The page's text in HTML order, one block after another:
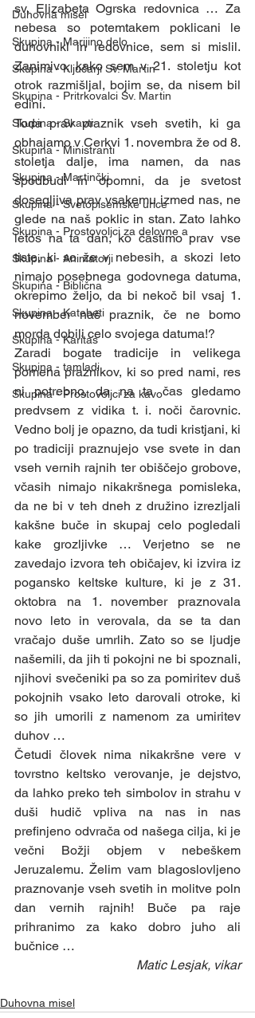
Duhovna misel
Skupina - Marijino delo
Skupina - Ključarji Sv. Martin
Skupina - Pritrkovalci Sv. Martin
Skupina - Skavti
Skupina - Ministranti
Skupina - Martinčki
Skupina - Svetopisemske urice
Skupina - Prostovoljci za delovne a
Skupina - Animatorji
Skupina - Biblična
Skupina - Kateheti
Skupina - Karitas
Skupina - tamladi
Skupina - Prostovoljci za kavo
sv. Elizabeta Ogrska redovnica … Za
nebesa so potemtakem poklicani le
duhovniki in redovnice, sem si mislil.
Zanimivo, kako sem v 21. stoletju kot
otrok razmišljal, bojim se, da nisem bil
edini.
Toda prav praznik vseh svetih, ki ga
obhajamo v Cerkvi 1. novembra že od 8.
stoletja dalje, ima namen, da nas
spodbudi in opomni, da je svetost
dosegljiva prav vsakemu izmed nas, ne
glede na naš poklic in stan. Zato lahko
letos na ta dan, ko častimo prav vse
tiste, ki so že v nebesih, a skozi leto
nimajo posebnega godovnega datuma,
okrepimo željo, da bi nekoč bil vsaj 1.
november naš praznik, če ne bomo
morda dobili celo svojega datuma!?
Zaradi bogate tradicije in velikega
pomena praznikov, ki so pred nami, res
ni potrebno, da na ta čas gledamo
predvsem z vidika t. i. noči čarovnic.
Vedno bolj je opazno, da tudi kristjani, ki
po tradiciji praznujejo vse svete in dan
vseh vernih rajnih ter obiščejo grobove,
včasih nimajo nikakršnega pomisleka,
da ne bi v teh dneh z družino izrezljali
kakšne buče in skupaj celo pogledali
kake grozljivke … Verjetno se ne
zavedajo izvora teh običajev, ki izvira iz
pogansko keltske kulture, ki je z 31.
oktobra na 1. november praznovala
novo leto in verovala, da se ta dan
vračajo duše umrlih. Zato so se ljudje
našemili, da jih ti pokojni ne bi spoznali,
njihovi svečeniki pa so za pomiritev duš
pokojnih vsako leto darovali otroke, ki
so jih umorili z namenom za umiritev
duhov …
Četudi človek nima nikakršne vere v
tovrstno keltsko verovanje, je dejstvo,
da lahko preko teh simbolov in strahu v
duši hudič vpliva na nas in nas
prefinjeno odvrača od našega cilja, ki je
večni Božji objem v nebeškem
Jeruzalemu. Želim vam blagoslovljeno
praznovanje vseh svetih in molitve poln
dan vernih rajnih! Buče pa raje
prihranimo za kako dobro juho ali
bučnice …
Matic Lesjak, vikar
Duhovna misel